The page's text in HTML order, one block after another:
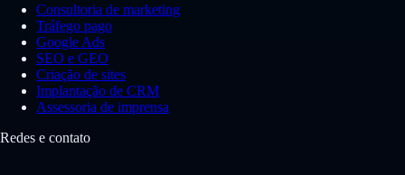
Consultoria de marketing
Tráfego pago
Google Ads
SEO e GEO
Criação de sites
Implantação de CRM
Assessoria de imprensa
Redes e contato